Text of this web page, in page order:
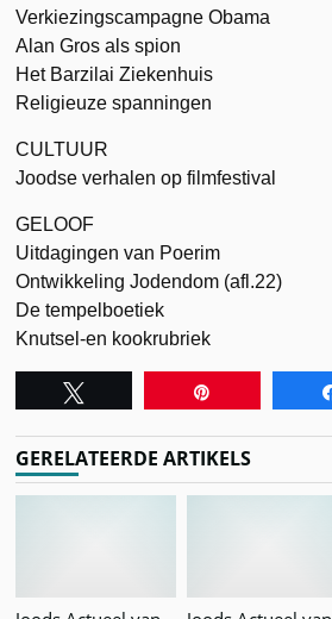
Verkiezingscampagne Obama
Alan Gros als spion
Het Barzilai Ziekenhuis
Religieuze spanningen
CULTUUR
Joodse verhalen op filmfestival
GELOOF
Uitdagingen van Poerim
Ontwikkeling Jodendom (afl.22)
De tempelboetiek
Knutsel-en kookrubriek
GERELATEERDE ARTIKELS